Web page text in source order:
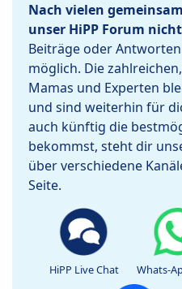
Nach vielen
unser HiPP Forum
Beiträge oder
möglich. Die
Mamas und Experten
und sind weiterhin für
auch künftig die
bekommst, steht dir
über verschiedene
Seite.
HiPP Live Chat Whats-